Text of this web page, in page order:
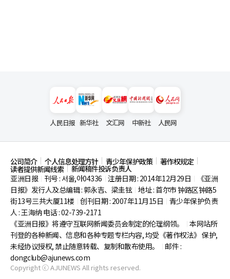
人民日报 新华社 文汇网 中新社 人民网
公司简介 个人信息处理方针 青少年保护政策 著作权规定
读者提供新闻线索
新闻稿件投诉负责人
亚洲日报
刊号 : 서울,아04336 注册日期 : 2014年12月29日
《亚洲
日报》发行人及总编辑 : 郭永吉、梁圭铉 地址 : 首尔市钟路区钟路5
街13号三共大厦11楼 创刊日期 : 2007年11月15日
青少年保护负责
人 : 王海纳 电话 : 02-739-2171
《亚洲日报》将遵守互联网新闻委员会制定的伦理纲领。
本网站所
刊登的各种新闻、信息和各种专题专栏内容, 均受《著作权法》 保护,
未经协议授权, 禁止随意转载、复制和散布使用。
邮件 :
dongclub@ajunews.com
Copyright ⓒ AJUNEWS All rights reserved.